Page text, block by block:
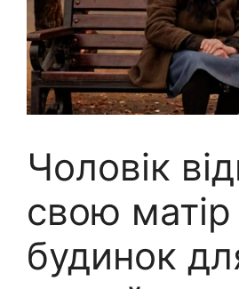
Чоловік
свою матір
будинок